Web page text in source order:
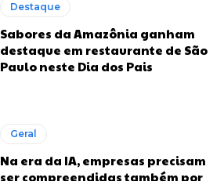
Destaque
Sabores da Amazônia ganham
destaque em restaurante de São
Paulo neste Dia dos Pais
Geral
Na era da IA, empresas precisam
ser compreendidas também por